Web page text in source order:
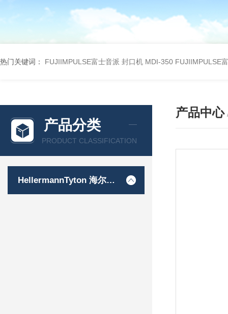
热门关键词： FUJIIMPULSE富士音派 封口机 MDI-350 FUJIIMPULSE
产品分类
PRODUCT CLASSIFICATION
HellermannTyton 海尔曼太通
产品中心